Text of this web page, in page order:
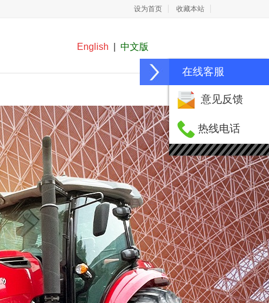
在线客服
意见反馈
热线电话
设为首页 收藏本站
English 中文版